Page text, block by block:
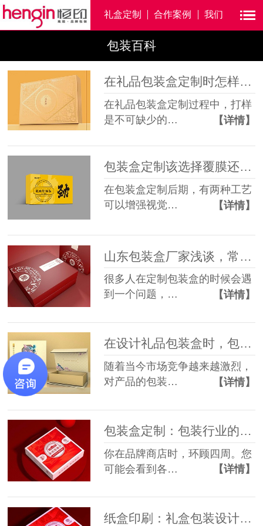
礼盒定制 合作案例 我们
包装百科
在礼品包装盒定制时怎样打好实样？
在礼品包装盒定制过程中，打样
是不可缺少的…
【详情】
包装盒定制该选择覆膜还是过油工艺？
在包装盒定制后期，有两种工艺
可以增强视觉…
【详情】
很多人在定制包装盒的时候会遇
到一个问题，…
【详情】
在设计礼品包装盒时，包装设计三大定位，你知道几点？
随着当今市场竞争越来越激烈，
对产品的包装…
【详情】
包装盒定制：包装行业的相关术语
你在品牌商店时，环顾四周。您
可能会看到各…
【详情】